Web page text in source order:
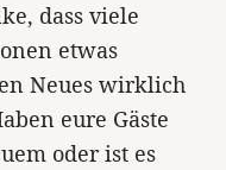
dass viele
etwas
Neues wirklich
eure Gäste
oder ist es